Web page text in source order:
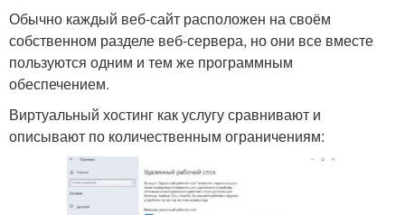
Обычно каждый веб-сайт расположен на своём
собственном разделе веб-сервера, но они все вместе
пользуются одним и тем же программным
обеспечением.
Виртуальный хостинг как услугу сравнивают и
описывают по количественным ограничениям: